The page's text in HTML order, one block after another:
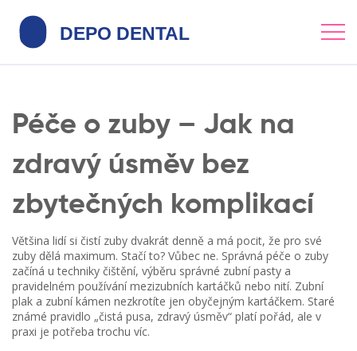
Péče o zuby – Jak na
zdravý úsměv bez
zbytečných komplikací
Většina lidí si čistí zuby dvakrát denně a má pocit, že pro své
zuby dělá maximum. Stačí to? Vůbec ne. Správná péče o zuby
začíná u techniky čištění, výběru správné zubní pasty a
pravidelném používání mezizubních kartáčků nebo nití. Zubní
plak a zubní kámen nezkrotíte jen obyčejným kartáčkem. Staré
známé pravidlo „čistá pusa, zdravý úsměv“ platí pořád, ale v
praxi je potřeba trochu víc.